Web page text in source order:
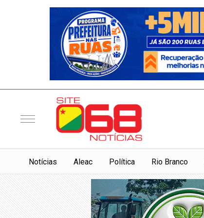
Notí­cias Aleac Política Rio Branco